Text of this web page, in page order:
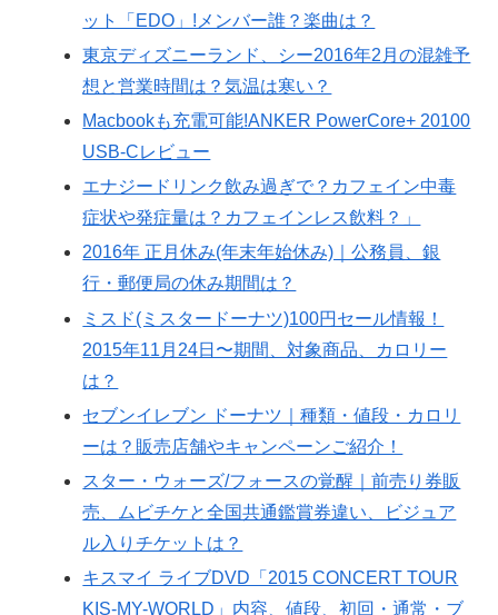
ット「EDO」!メンバー誰？楽曲は？
東京ディズニーランド、シー2016年2月の混雑予
想と営業時間は？気温は寒い？
Macbookも充電可能!ANKER PowerCore+ 20100
USB-Cレビュー
エナジードリンク飲み過ぎで？カフェイン中毒
症状や発症量は？カフェインレス飲料？」
2016年 正月休み(年末年始休み)｜公務員、銀
行・郵便局の休み期間は？
ミスド(ミスタードーナツ)100円セール情報！
2015年11月24日〜期間、対象商品、カロリー
は？
セブンイレブン ドーナツ｜種類・値段・カロリ
ーは？販売店舗やキャンペーンご紹介！
スター・ウォーズ/フォースの覚醒｜前売り券販
売、ムビチケと全国共通鑑賞券違い、ビジュア
ル入りチケットは？
キスマイ ライブDVD「2015 CONCERT TOUR
KIS-MY-WORLD」内容、値段、初回・通常・ブ